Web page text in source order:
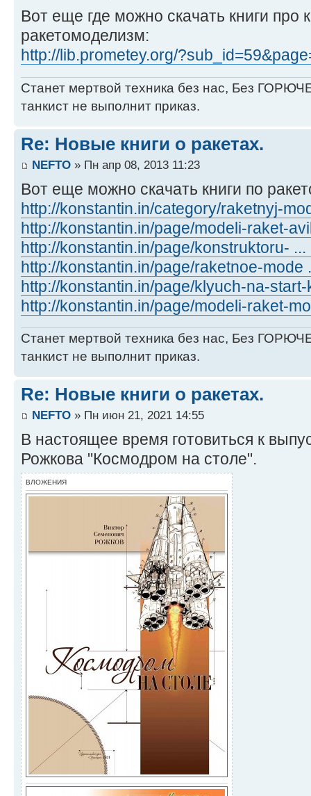
Вот еще где можно скачать книги про
ракетомоделизм:
http://lib.prometey.org/
Станет мертвой техника без нас, Без
танкист не выполнит приказ.
Re: Новые книги о ракетах.
NEFTO » Пн апр 08, 2013 11:23
Вот еще можно скачать книги по
http://konstantin.in/category/raketnyj-
http://konstantin.in/page/modeli-raket-
http://konstantin.in/page/konstruktoru-
http://konstantin.in/page/raketnoe-mode
http://konstantin.in/page/klyuch-na-
http://konstantin.in/page/modeli-raket-
Станет мертвой техника без нас, Без
танкист не выполнит приказ.
Re: Новые книги о ракетах.
NEFTO » Пн июн 21, 2021 14:55
В настоящее время готовиться к
Рожкова "Космодром на столе".
ВЛОЖЕНИЯ